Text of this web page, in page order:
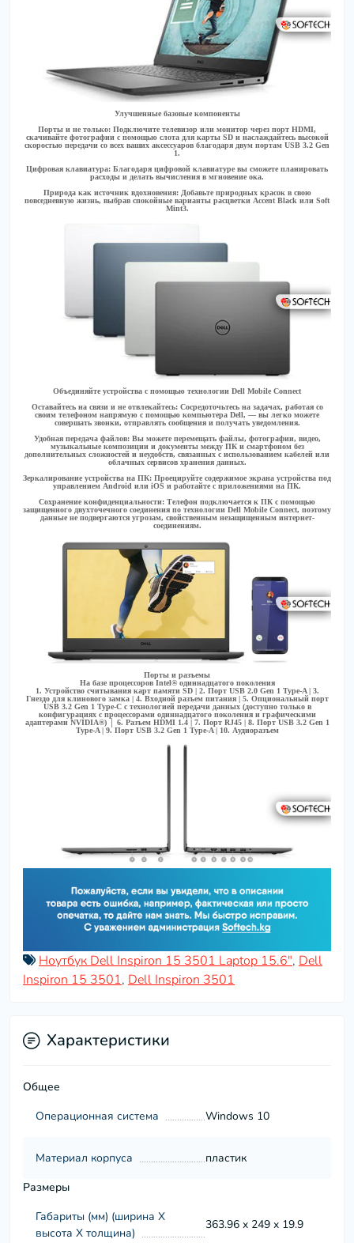
Улучшенные базовые компоненты
Порты и не только: Подключите телевизор или монитор через порт HDMI,
скачивайте фотографии с помощью слота для карты SD и наслаждайтесь высокой
скоростью передачи со всех ваших аксессуаров благодаря двум портам USB 3.2 Gen
1.
Цифровая клавиатура: Благодаря цифровой клавиатуре вы сможете планировать
расходы и делать вычисления в мгновение ока.
Природа как источник вдохновения:Добавьте природных красок в свою
повседневную жизнь, выбрав спокойные варианты расцветки Accent Black или Soft
Mint3.
Объединяйте устройства с помощью технологии Dell Mobile Connect
Оставайтесь на связи и не отвлекайтесь:Сосредоточьтесь на задачах, работая со
своим телефоном напрямую с помощью компьютера Dell, — вы легко можете
совершать звонки, отправлять сообщения и получать уведомления.
Удобная передача файлов:Вы можете перемещать файлы, фотографии, видео,
музыкальные композиции и документы между ПК и смартфоном без
дополнительных сложностей и неудобств, связанных с использованием кабелей или
облачных сервисов хранения данных.
Зеркалирование устройства на ПК: Проецируйте содержимое экрана устройства под
управлением Android или iOS и работайте с приложениями на ПК.
Сохранение конфиденциальности: Телефон подключается к ПК с помощью
защищенного двухточечного соединения по технологии Dell Mobile Connect, поэтому
данные не подвергаются угрозам, свойственным незащищенным интернет-
соединениям.
Порты и разъемы
На базе процессоров Intel® одиннадцатого поколения
1. Устройство считывания карт памяти SD | 2. Порт USB 2.0 Gen 1 Type-A | 3.
Гнездо для клинового замка | 4. Входной разъем питания | 5. Опциональный порт
USB 3.2 Gen 1 Type-C с технологией передачи данных (доступно только в
конфигурациях с процессорами одиннадцатого поколения и графическими
адаптерами NVIDIA®) │ 6. Разъем HDMI 1.4 | 7. Порт RJ45 | 8. Порт USB 3.2 Gen 1
Type-A | 9. Порт USB 3.2 Gen 1 Type-A | 10. Аудиоразъем
Ноутбук Dell Inspiron 15 3501 Laptop 15.6", Dell
Inspiron 15 3501, Dell Inspiron 3501
Характеристики
Общее
Операционная система
Windows 10
Материал корпуса
пластик
Размеры
Габариты (мм) (ширина Х
высота Х толщина)
363.96 x 249 x 19.9